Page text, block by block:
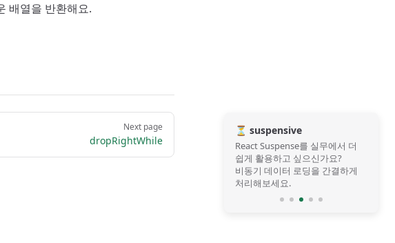
배열을 반환해요.
Next page
dropRightWhile
⏳ suspensive
React Suspense를 실무에서 더
쉽게 활용하고 싶으신가요?
비동기 데이터 로딩을 간결하게
처리해보세요.